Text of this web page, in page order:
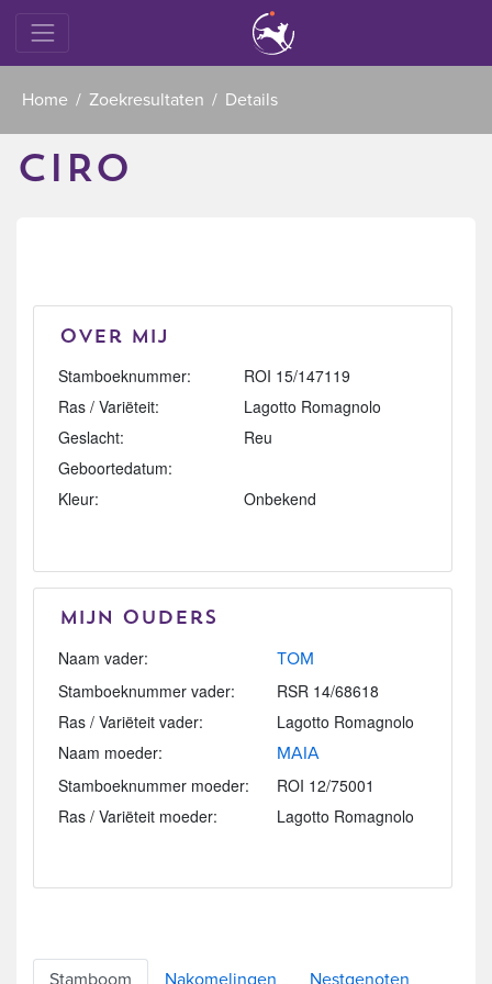
Home Zoekresultaten Details
CIRO
Over mij
Stamboeknummer:
ROI 15/147119
Ras / Variëteit:
Lagotto Romagnolo
Geslacht:
Reu
Geboortedatum:
Kleur:
Onbekend
Mijn Ouders
Naam vader: TOM
Stamboeknummer vader:
RSR 14/68618
Ras / Variëteit vader:
Lagotto Romagnolo
Naam moeder:
MAIA
Stamboeknummer moeder:
ROI 12/75001
Ras / Variëteit moeder:
Lagotto Romagnolo
Stamboom Nakomelingen Nestgenoten